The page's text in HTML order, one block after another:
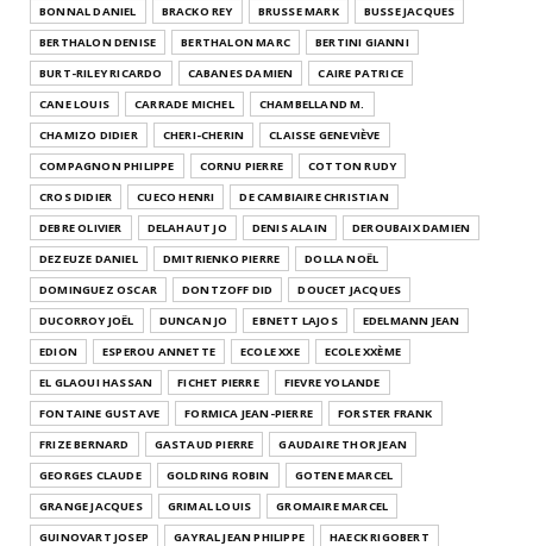
BONNAL DANIEL
BRACKO REY BRUSSE MARK
BUSSE JACQUES
BERTHALON DENISE
BERTHALON MARC
BERTINI GIANNI
BURT-RILEY RICARDO
CABANES DAMIEN
CAIRE PATRICE
CANE LOUIS
CARRADE MICHEL
CHAMBELLAND M.
CHAMIZO DIDIER
CHERI-CHERIN
CLAISSE GENEVIÈVE
COMPAGNON PHILIPPE
CORNU PIERRE
COTTON RUDY
CROS DIDIER
CUECO HENRI
DE CAMBIAIRE CHRISTIAN
DEBRE OLIVIER
DELAHAUT JO DENIS ALAIN
DEROUBAIX DAMIEN
DEZEUZE DANIEL
DMITRIENKO PIERRE
DOLLA NOËL
DOMINGUEZ OSCAR
DONTZOFF DID
DOUCET JACQUES
DUCORROY JOËL
DUNCAN JO EBNETT LAJOS
EDELMANN JEAN
EDION
ESPEROU ANNETTE ECOLE XXE
ECOLE XXÈME
EL GLAOUI HASSAN
FICHET PIERRE
FIEVRE YOLANDE
FONTAINE GUSTAVE
FORMICA JEAN-PIERRE
FORSTER FRANK
FRIZE BERNARD
GASTAUD PIERRE
GAUDAIRE THOR JEAN
GEORGES CLAUDE
GOLDRING ROBIN
GOTENE MARCEL
GRANGE JACQUES
GRIMAL LOUIS
GROMAIRE MARCEL
GUINOVART JOSEP
GAYRAL JEAN PHILIPPE
HAECK RIGOBERT